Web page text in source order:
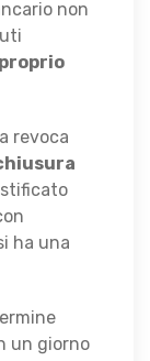
non
revoca
ha una
un giorno